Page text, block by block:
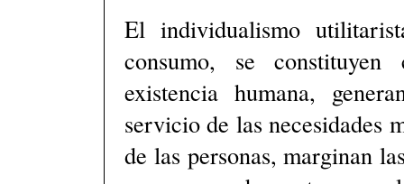
El individualismo
consumo, se
existencia humana,
servicio de las necesidades
de las personas, marginan